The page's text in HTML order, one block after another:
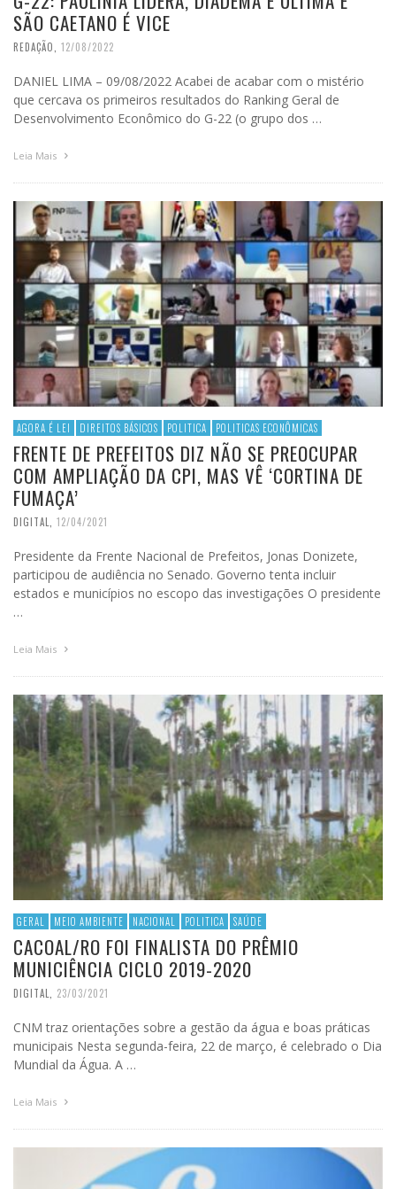
SÃO CAETANO É VICE
REDAÇÃO 12/08/2022
DANIEL LIMA – 09/08/2022 Acabei de acabar com o mistério
que cercava os primeiros resultados do Ranking Geral de
Desenvolvimento Econômico do G-22 (o grupo dos …
Leia Mais
AGORA É LEI DIREITOS BÁSICOS POLITICA POLITICAS ECONÔMICAS
FRENTE DE PREFEITOS DIZ NÃO SE PREOCUPAR
COM AMPLIAÇÃO DA CPI, MAS VÊ ‘CORTINA DE
FUMAÇA’
DIGITAL 12/04/2021
Presidente da Frente Nacional de Prefeitos, Jonas Donizete,
participou de audiência no Senado. Governo tenta incluir
estados e municípios no escopo das investigações O presidente
…
Leia Mais
GERAL MEIO AMBIENTE NACIONAL POLITICA SAÚDE
CACOAL/RO FOI FINALISTA DO PRÊMIO
MUNICIÊNCIA CICLO 2019-2020
DIGITAL 23/03/2021
CNM traz orientações sobre a gestão da água e boas práticas
municipais Nesta segunda-feira, 22 de março, é celebrado o Dia
Mundial da Água. A …
Leia Mais